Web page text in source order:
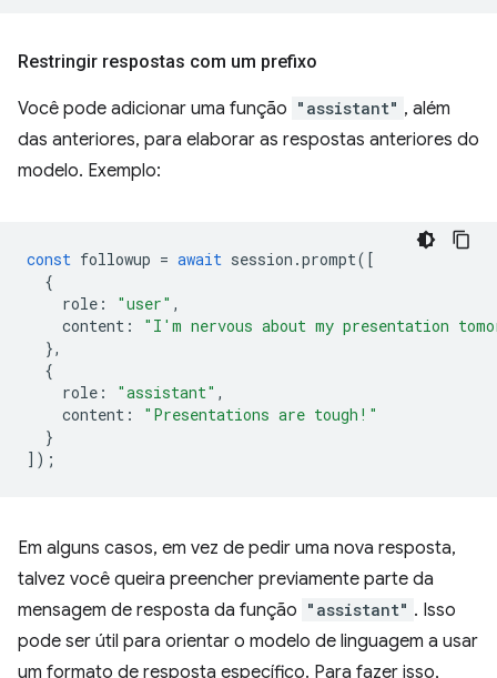
Restringir respostas com um prefixo
Você pode adicionar uma função "assistant" , além
das anteriores, para elaborar as respostas anteriores do
modelo. Exemplo:
const followup = await session .prompt([
{
role : "user" ,
content :
"I'm nervous about my presentation
},
{
role : "assistant" ,
content :
"Presentations are tough!"
}
]);
Em alguns casos, em vez de pedir uma nova resposta,
talvez você queira preencher previamente parte da
mensagem de resposta da função "assistant" . Isso
pode ser útil para orientar o modelo de linguagem a usar
um formato de resposta específico. Para fazer isso,